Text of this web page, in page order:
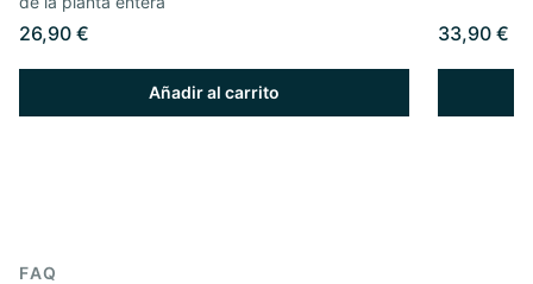
26,90 €
Añadir al carrito
33,90 €
FAQ